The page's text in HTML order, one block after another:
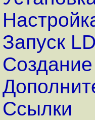
Запуск
Ссылки